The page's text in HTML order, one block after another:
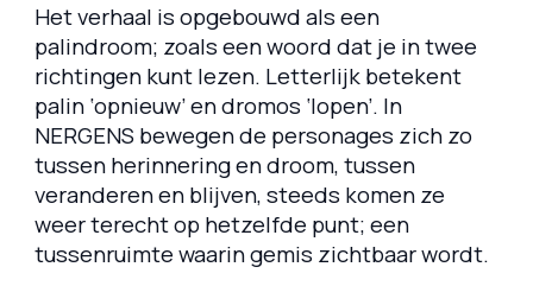
Het verhaal is opgebouwd als een
palindroom; zoals een woord dat je in twee
richtingen kunt lezen. Letterlijk betekent
palin ‘opnieuw’ en dromos ‘lopen’. In
NERGENS bewegen de personages zich zo
tussen herinnering en droom, tussen
veranderen en blijven, steeds komen ze
weer terecht op hetzelfde punt; een
tussenruimte waarin gemis zichtbaar wordt.